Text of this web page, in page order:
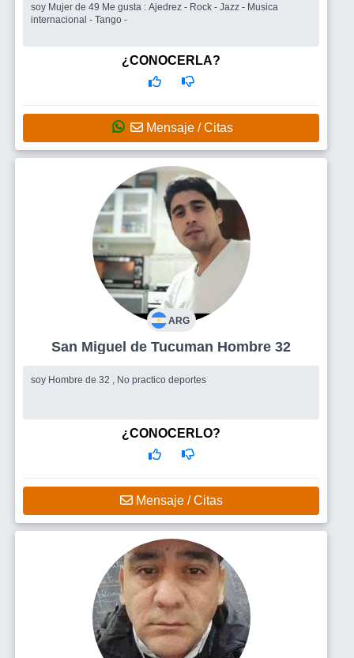
soy Mujer de 49 Me gusta : Ajedrez - Rock - Jazz - Musica
internacional - Tango -
¿CONOCERLA?
Mensaje / Citas
ARG
San Miguel de Tucuman Hombre 32
soy Hombre de 32 , No practico deportes
¿CONOCERLO?
Mensaje / Citas